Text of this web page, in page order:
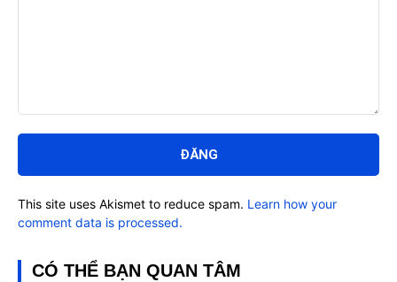
This site uses Akismet to reduce spam. Learn how your
comment data is processed.
CÓ THỂ BẠN QUAN TÂM